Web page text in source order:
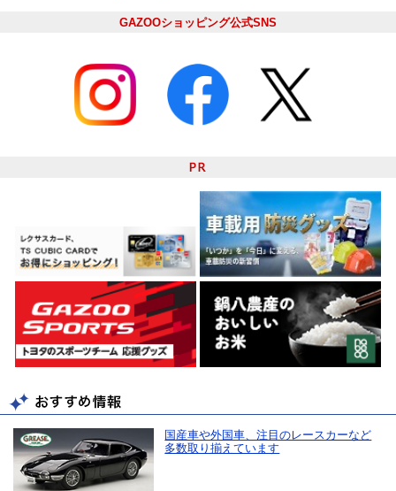
GAZOOショッピング公式SNS
国産車や外国車、注目のレースカーなど
多数取り揃えています